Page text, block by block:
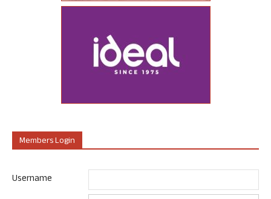
Members Login
Username